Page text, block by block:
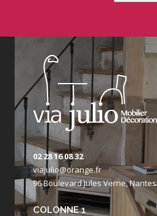
02 28 16 08 32
viajulio@orange.fr
96 Boulevard Jules Verne, Nantes
COLONNE 1